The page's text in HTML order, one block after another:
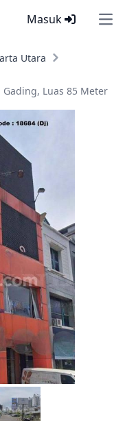
Masuk
Utara
Gading, Luas 85 Meter